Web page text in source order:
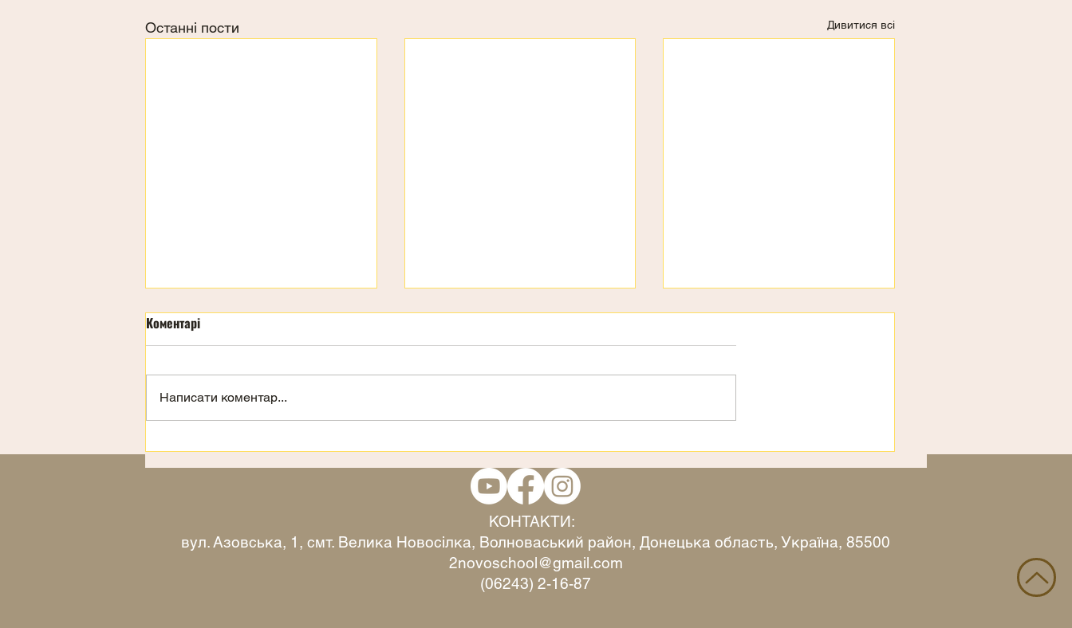
Останні пости Дивитися всі
День дітей 3 страхи
Коментарі
Написати коментар...
КОНТАКТИ:
вул. Азовська, 1, смт. Велика Новосілка, Волноваський район, Донецька область, Україна, 85500
2novoschool@gmail.com
(06243) 2-16-87